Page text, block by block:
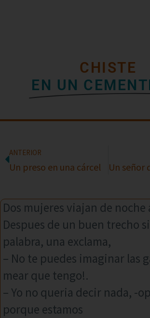
CHISTE
EN UN
ANTERIOR
Un preso en una cárcel
Dos mujeres viajan de noche
Despues de un buen trecho
palabra, una exclama,
– No te puedes imaginar las
mear que tengo!.
– Yo no queria decir nada, -
porque estamos